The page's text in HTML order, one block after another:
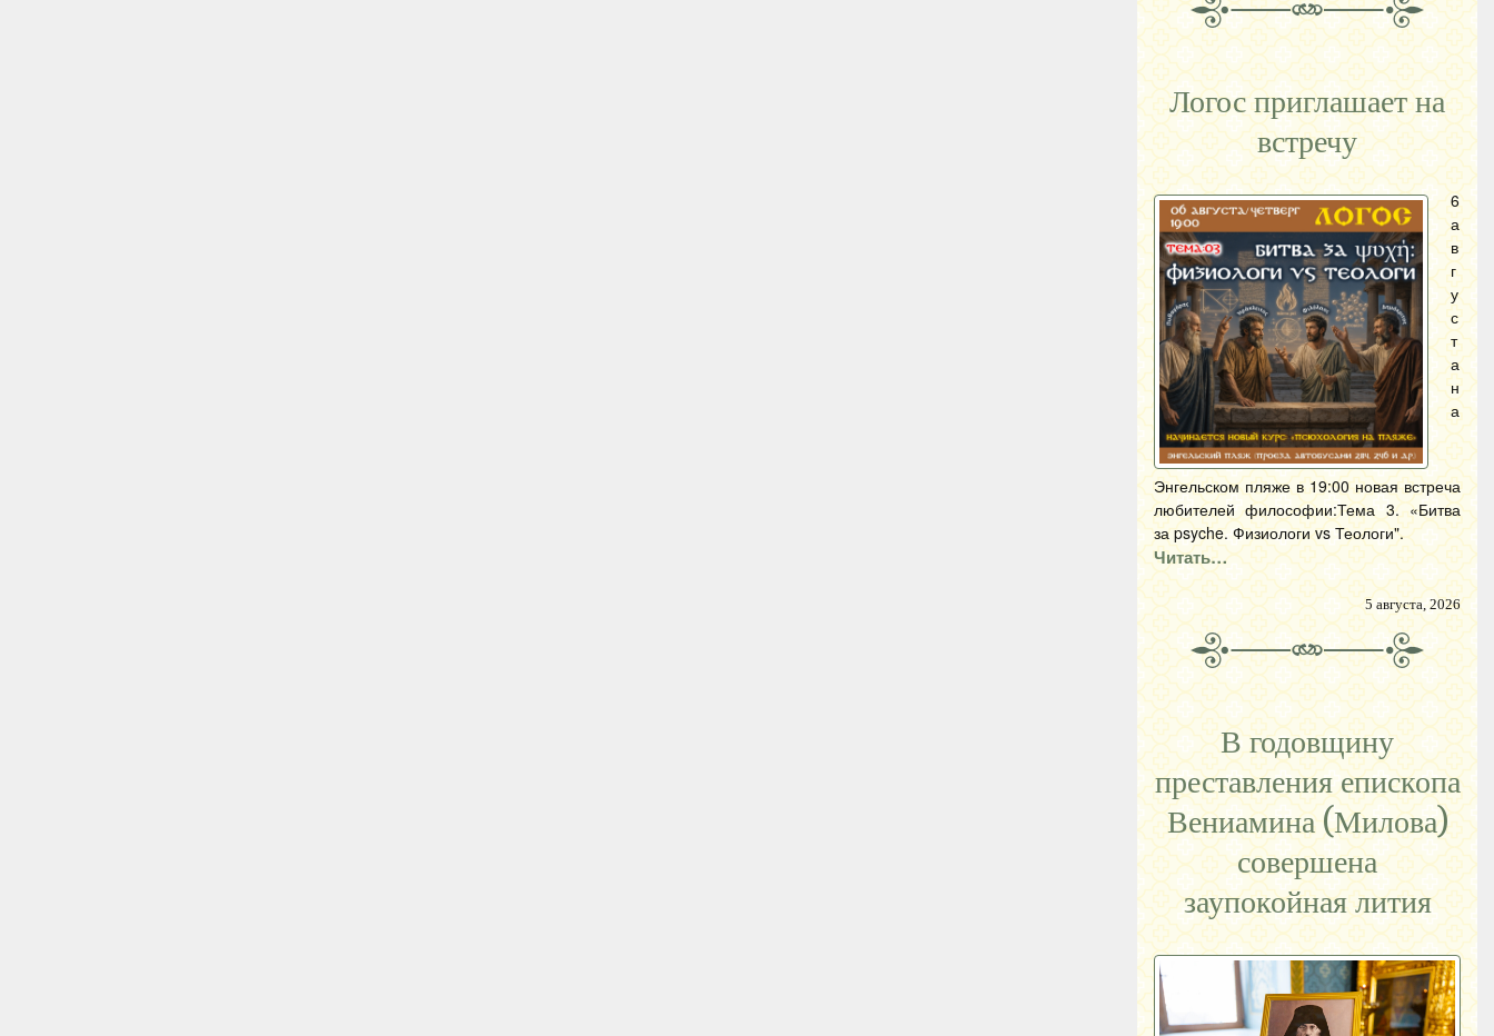
Логос приглашает на
встречу
6
а
в
г
у
с
т
а
н
а
Энгельском пляже в 19:00 новая встреча
любителей философии:Тема 3. «Битва
за psyche. Физиологи vs Теологи".
Читать…
5 августа, 2026
В годовщину
преставления епископа
Вениамина (Милова)
совершена
заупокойная лития